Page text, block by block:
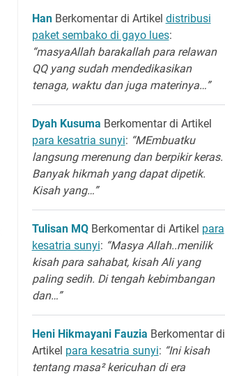
HanBerkomentar di Artikel distribusi
paket sembako di gayo lues:
“masyaAllah barakallah para relawan
QQ yang sudah mendedikasikan
tenaga, waktu dan juga materinya…”
Dyah Kusuma Berkomentar di Artikel
para kesatria sunyi: “MEmbuatku
langsung merenung dan berpikir keras.
Banyak hikmah yang dapat dipetik.
Kisah yang…”
Tulisan MQBerkomentar di Artikel para
kesatria sunyi: “Masya Allah..menilik
kisah para sahabat, kisah Ali yang
paling sedih. Di tengah kebimbangan
dan…”
Heni Hikmayani Fauzia Berkomentar di
Artikel para kesatria sunyi: “Ini kisah
tentang masa² kericuhan di era